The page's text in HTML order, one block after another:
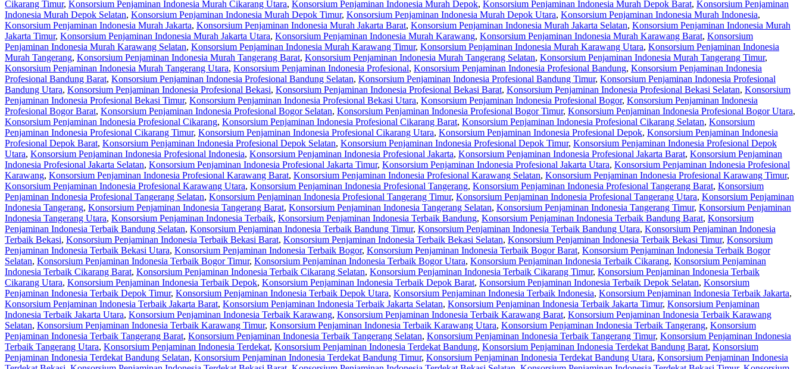
Cikarang Timur, Konsorsium Penjaminan Indonesia Murah Cikarang Utara, Konsorsium Penjaminan Indonesia Murah Depok, Konsorsium Penjaminan Indonesia Murah Depok Barat, Konsorsium Penjaminan
Indonesia Murah Depok Selatan, Konsorsium Penjaminan Indonesia Murah Depok Timur, Konsorsium Penjaminan Indonesia Murah Depok Utara, Konsorsium Penjaminan Indonesia Murah Indonesia,
Konsorsium Penjaminan Indonesia Murah Jakarta, Konsorsium Penjaminan Indonesia Murah Jakarta Barat, Konsorsium Penjaminan Indonesia Murah Jakarta Selatan, Konsorsium Penjaminan Indonesia Murah
Jakarta Timur, Konsorsium Penjaminan Indonesia Murah Jakarta Utara, Konsorsium Penjaminan Indonesia Murah Karawang, Konsorsium Penjaminan Indonesia Murah Karawang Barat, Konsorsium
Penjaminan Indonesia Murah Karawang Selatan, Konsorsium Penjaminan Indonesia Murah Karawang Timur, Konsorsium Penjaminan Indonesia Murah Karawang Utara, Konsorsium Penjaminan Indonesia
Murah Tangerang, Konsorsium Penjaminan Indonesia Murah Tangerang Barat, Konsorsium Penjaminan Indonesia Murah Tangerang Selatan, Konsorsium Penjaminan Indonesia Murah Tangerang Timur,
Konsorsium Penjaminan Indonesia Murah Tangerang Utara, Konsorsium Penjaminan Indonesia Profesional, Konsorsium Penjaminan Indonesia Profesional Bandung, Konsorsium Penjaminan Indonesia
Profesional Bandung Barat, Konsorsium Penjaminan Indonesia Profesional Bandung Selatan, Konsorsium Penjaminan Indonesia Profesional Bandung Timur, Konsorsium Penjaminan Indonesia Profesional
Bandung Utara, Konsorsium Penjaminan Indonesia Profesional Bekasi, Konsorsium Penjaminan Indonesia Profesional Bekasi Barat, Konsorsium Penjaminan Indonesia Profesional Bekasi Selatan, Konsorsium
Penjaminan Indonesia Profesional Bekasi Timur, Konsorsium Penjaminan Indonesia Profesional Bekasi Utara, Konsorsium Penjaminan Indonesia Profesional Bogor, Konsorsium Penjaminan Indonesia
Profesional Bogor Barat, Konsorsium Penjaminan Indonesia Profesional Bogor Selatan, Konsorsium Penjaminan Indonesia Profesional Bogor Timur, Konsorsium Penjaminan Indonesia Profesional Bogor Utara,
Konsorsium Penjaminan Indonesia Profesional Cikarang, Konsorsium Penjaminan Indonesia Profesional Cikarang Barat, Konsorsium Penjaminan Indonesia Profesional Cikarang Selatan, Konsorsium
Penjaminan Indonesia Profesional Cikarang Timur, Konsorsium Penjaminan Indonesia Profesional Cikarang Utara, Konsorsium Penjaminan Indonesia Profesional Depok, Konsorsium Penjaminan Indonesia
Profesional Depok Barat, Konsorsium Penjaminan Indonesia Profesional Depok Selatan, Konsorsium Penjaminan Indonesia Profesional Depok Timur, Konsorsium Penjaminan Indonesia Profesional Depok
Utara, Konsorsium Penjaminan Indonesia Profesional Indonesia, Konsorsium Penjaminan Indonesia Profesional Jakarta, Konsorsium Penjaminan Indonesia Profesional Jakarta Barat, Konsorsium Penjaminan
Indonesia Profesional Jakarta Selatan, Konsorsium Penjaminan Indonesia Profesional Jakarta Timur, Konsorsium Penjaminan Indonesia Profesional Jakarta Utara, Konsorsium Penjaminan Indonesia Profesional
Karawang, Konsorsium Penjaminan Indonesia Profesional Karawang Barat, Konsorsium Penjaminan Indonesia Profesional Karawang Selatan, Konsorsium Penjaminan Indonesia Profesional Karawang Timur,
Konsorsium Penjaminan Indonesia Profesional Karawang Utara, Konsorsium Penjaminan Indonesia Profesional Tangerang, Konsorsium Penjaminan Indonesia Profesional Tangerang Barat, Konsorsium
Penjaminan Indonesia Profesional Tangerang Selatan, Konsorsium Penjaminan Indonesia Profesional Tangerang Timur, Konsorsium Penjaminan Indonesia Profesional Tangerang Utara, Konsorsium Penjaminan
Indonesia Tangerang, Konsorsium Penjaminan Indonesia Tangerang Barat, Konsorsium Penjaminan Indonesia Tangerang Selatan, Konsorsium Penjaminan Indonesia Tangerang Timur, Konsorsium Penjaminan
Indonesia Tangerang Utara, Konsorsium Penjaminan Indonesia Terbaik, Konsorsium Penjaminan Indonesia Terbaik Bandung, Konsorsium Penjaminan Indonesia Terbaik Bandung Barat, Konsorsium
Penjaminan Indonesia Terbaik Bandung Selatan, Konsorsium Penjaminan Indonesia Terbaik Bandung Timur, Konsorsium Penjaminan Indonesia Terbaik Bandung Utara, Konsorsium Penjaminan Indonesia
Terbaik Bekasi, Konsorsium Penjaminan Indonesia Terbaik Bekasi Barat, Konsorsium Penjaminan Indonesia Terbaik Bekasi Selatan, Konsorsium Penjaminan Indonesia Terbaik Bekasi Timur, Konsorsium
Penjaminan Indonesia Terbaik Bekasi Utara, Konsorsium Penjaminan Indonesia Terbaik Bogor, Konsorsium Penjaminan Indonesia Terbaik Bogor Barat, Konsorsium Penjaminan Indonesia Terbaik Bogor
Selatan, Konsorsium Penjaminan Indonesia Terbaik Bogor Timur, Konsorsium Penjaminan Indonesia Terbaik Bogor Utara, Konsorsium Penjaminan Indonesia Terbaik Cikarang, Konsorsium Penjaminan
Indonesia Terbaik Cikarang Barat, Konsorsium Penjaminan Indonesia Terbaik Cikarang Selatan, Konsorsium Penjaminan Indonesia Terbaik Cikarang Timur, Konsorsium Penjaminan Indonesia Terbaik
Cikarang Utara, Konsorsium Penjaminan Indonesia Terbaik Depok, Konsorsium Penjaminan Indonesia Terbaik Depok Barat, Konsorsium Penjaminan Indonesia Terbaik Depok Selatan, Konsorsium
Penjaminan Indonesia Terbaik Depok Timur, Konsorsium Penjaminan Indonesia Terbaik Depok Utara, Konsorsium Penjaminan Indonesia Terbaik Indonesia, Konsorsium Penjaminan Indonesia Terbaik Jakarta,
Konsorsium Penjaminan Indonesia Terbaik Jakarta Barat, Konsorsium Penjaminan Indonesia Terbaik Jakarta Selatan, Konsorsium Penjaminan Indonesia Terbaik Jakarta Timur, Konsorsium Penjaminan
Indonesia Terbaik Jakarta Utara, Konsorsium Penjaminan Indonesia Terbaik Karawang, Konsorsium Penjaminan Indonesia Terbaik Karawang Barat, Konsorsium Penjaminan Indonesia Terbaik Karawang
Selatan, Konsorsium Penjaminan Indonesia Terbaik Karawang Timur, Konsorsium Penjaminan Indonesia Terbaik Karawang Utara, Konsorsium Penjaminan Indonesia Terbaik Tangerang, Konsorsium
Penjaminan Indonesia Terbaik Tangerang Barat, Konsorsium Penjaminan Indonesia Terbaik Tangerang Selatan, Konsorsium Penjaminan Indonesia Terbaik Tangerang Timur, Konsorsium Penjaminan Indonesia
Terbaik Tangerang Utara, Konsorsium Penjaminan Indonesia Terdekat, Konsorsium Penjaminan Indonesia Terdekat Bandung, Konsorsium Penjaminan Indonesia Terdekat Bandung Barat, Konsorsium
Penjaminan Indonesia Terdekat Bandung Selatan, Konsorsium Penjaminan Indonesia Terdekat Bandung Timur, Konsorsium Penjaminan Indonesia Terdekat Bandung Utara, Konsorsium Penjaminan Indonesia